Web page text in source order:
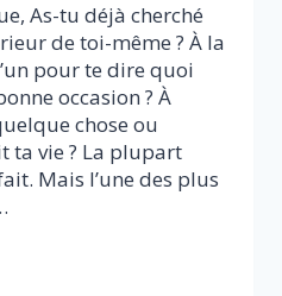
As-tu déjà cherché
de toi-même ? À la
pour te dire quoi
occasion ? À
chose ou
ta vie ? La plupart
Mais l’une des plus